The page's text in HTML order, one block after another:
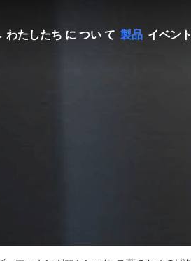
わたしたち に つい て 製品 イベント